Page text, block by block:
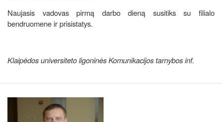
Naujasis vadovas pirmą darbo dieną susitiks su filialo
bendruomene ir prisistatys.
Klaipėdos universiteto ligoninės Komunikacijos tarnybos inf.